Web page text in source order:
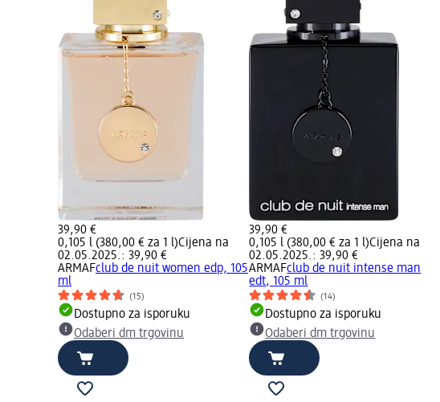
39,90 €
0,105 l (380,00 € za 1 l)Cijena na
02.05.2025.: 39,90 €
ARMAFclub de nuit women edp, 105
ml
(15)
Dostupno za isporuku
Odaberi dm trgovinu
39,90 €
0,105 l (380,00 € za 1 l)Cijena na
02.05.2025.: 39,90 €
ARMAFclub de nuit intense man
edt, 105 ml
(14)
Dostupno za isporuku
Odaberi dm trgovinu